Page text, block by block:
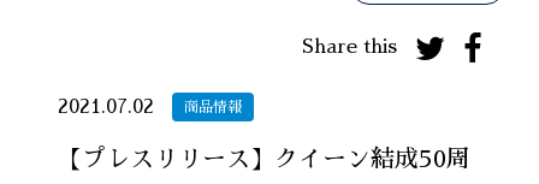
2021.07.02 商品情報
Share this
【プレスリリース】クイーン結成50周